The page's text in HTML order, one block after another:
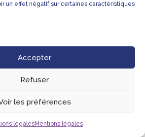
un effet négatif sur certaines caractéristiques
Accepter
Refuser
les préférences
légalesMentions légales